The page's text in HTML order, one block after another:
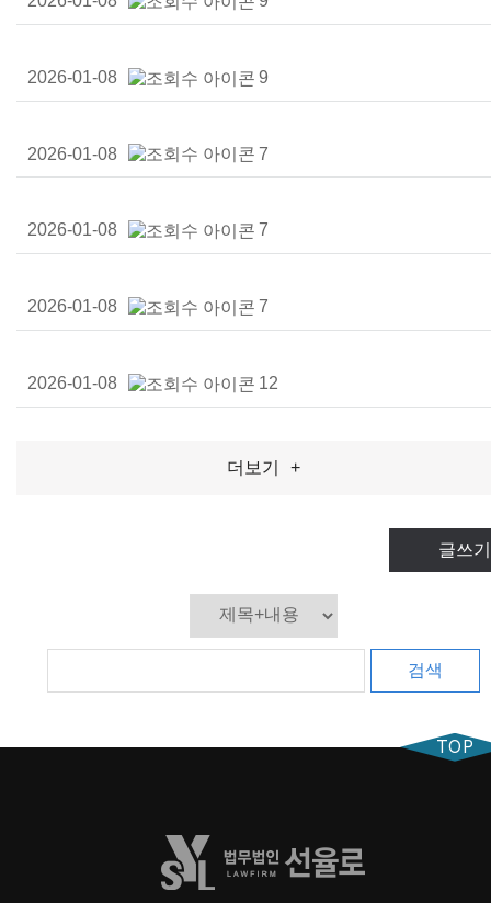
2026-01-08 9
2026-01-08 7
2026-01-08 7
2026-01-08 7
2026-01-08 12
더보기 +
글쓰기
검색
TOP